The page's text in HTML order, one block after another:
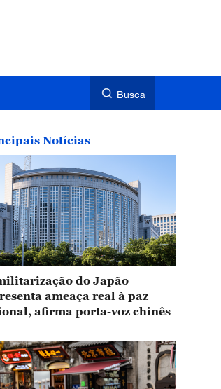
Busca
Notícias
do Japão
ameaça real à paz
afirma porta-voz chinês